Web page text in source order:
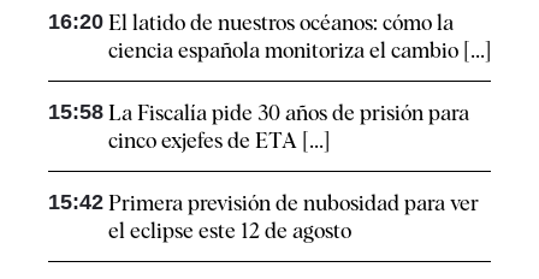
16:20 El latido de nuestros océanos: cómo la
ciencia española monitoriza el cambio [...]
15:58 La Fiscalía pide 30 años de prisión para
cinco exjefes de ETA [...]
15:42 Primera previsión de nubosidad para ver
el eclipse este 12 de agosto